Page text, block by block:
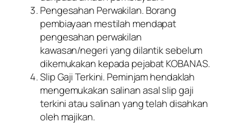
Pengesahan Perwakilan. Borang
pembiayaan mestilah mendapat
pengesahan perwakilan
kawasan/negeri yang dilantik sebelum
dikemukakan kepada pejabat KOBANAS.
Slip Gaji Terkini. Peminjam hendaklah
mengemukakan salinan asal slip gaji
terkini atau salinan yang telah disahkan
oleh majikan.